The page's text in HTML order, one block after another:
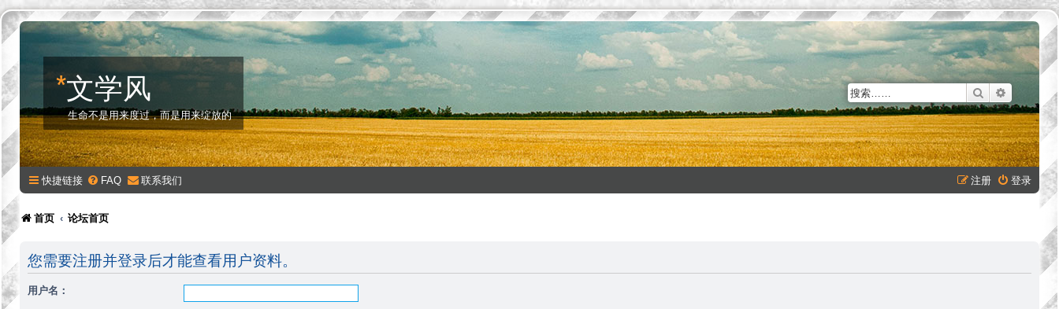
*文学风
生命不是用来度过，而是用来绽放的
搜索
快捷链接 FAQ 联系我们 登录
注册
首页 论坛首页
您需要注册并登录后才能查看用户资料。
用户名：